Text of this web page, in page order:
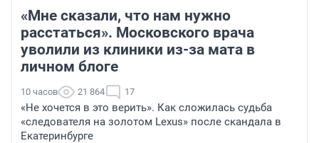
«Мне сказали, что нам нужно
расстаться». Московского врача
уволили из клиники из-за мата в
личном блоге
10 часов 21 864 17
«Не хочется в это верить». Как сложилась судьба
«следователя на золотом Lexus» после скандала в
Екатеринбурге